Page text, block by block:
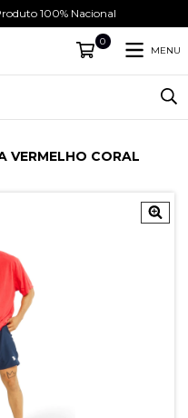
100% Nacional
0
MENU
VERMELHO CORAL